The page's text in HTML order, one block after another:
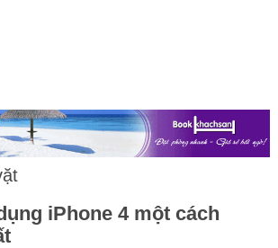
iPhone 4 một cách